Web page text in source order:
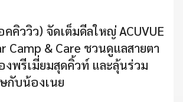
คคิววิว) จัดเต็มดีลใหญ่ ACUVUE
Camp & Care ชวนดูแลสายตา
พรีเมี่ยมสุดคิ้วท์ และลุ้นร่วม
กับน้องเนย